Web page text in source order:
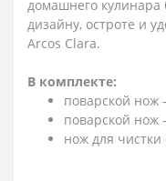
домашнего кулинара
дизайну, остроте и
Arcos Clara.
В комплекте:
поварской нож
поварской нож
нож для